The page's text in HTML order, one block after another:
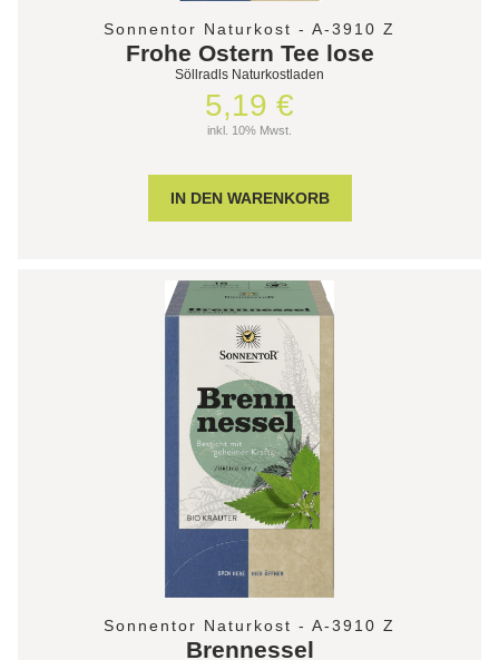
Sonnentor Naturkost - A-3910 Z
Frohe Ostern Tee lose
Söllradls Naturkostladen
5,19 €
inkl. 10% Mwst.
Sonnentor Naturkost - A-3910 Z
Brennessel